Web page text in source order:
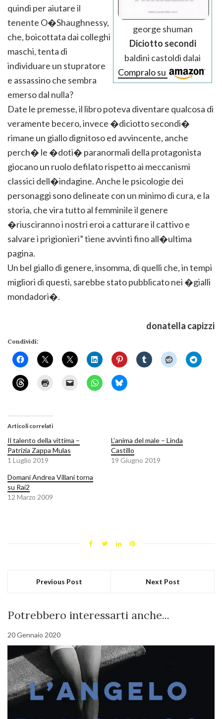
george shuman
Diciotto secondi
baldini castoldi dalai
Compralo su
quindi per aiutare il
tenente O�Shaughnessy,
che, boicottata dai colleghi
maschi, tenta di
individuare un stupratore
e assassino che sembra
emerso dal nulla?
Date le premesse, il libro poteva diventare qualcosa di
veramente becero, invece �diciotto secondi�
rimane un giallo dignitoso ed avvincente, anche
perch� le �doti� paranormali della protagonista
giocano un ruolo defilato rispetto ai meccanismi
classici dell�indagine. Anche le psicologie dei
personaggi sono delineate con un minimo di cura, e la
storia, che vira tutto al femminile il genere
�riusciranno i nostri eroi a catturare il cattivo e
salvare i prigionieri” tiene avvinti fino all�ultima
pagina.
Un bel giallo di genere, insomma, di quelli che, in tempi
migliori di questi, sarebbe stato pubblicato nei �gialli
mondadori�.
donatella capizzi
Condividi:
Articoli correlati
Il talento della vittima –
Patrizia Zappa Mulas
1 Luglio 2019
L’anima del male – Linda
Castillo
19 Giugno 2019
Domani Andrea Villani torna
su Rai2
12 Marzo 2009
Previous Post Next Post
Potrebbero interessarti anche...
20 Gennaio 2020